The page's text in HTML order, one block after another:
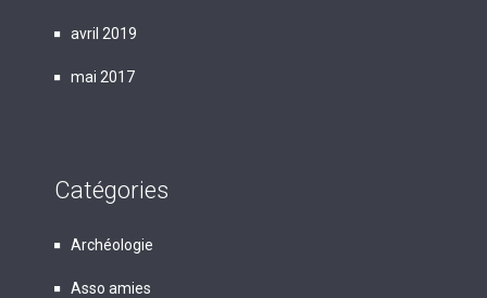
avril 2019
mai 2017
Catégories
Archéologie
Asso amies